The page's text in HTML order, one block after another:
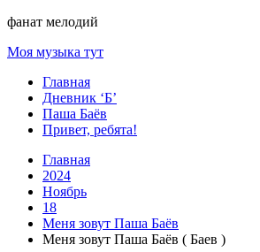
фанат мелодий
Моя музыка тут
Главная
Дневник ‘Б’
Паша Баёв
Привет, ребята!
Главная
2024
Ноябрь
18
Меня зовут Паша Баёв
Меня зовут Паша Баёв ( Баев )